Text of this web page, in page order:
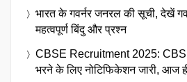
भारत के गवर्नर जनरल की सूची, देखें
महत्वपूर्ण बिंदु और प्रश्न
CBSE Recruitment 2025:
भरने के लिए नोटिफिकेशन जारी, आज